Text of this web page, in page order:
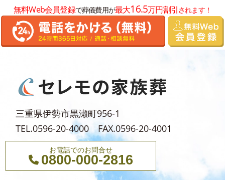
2024年8月
2024年7月
2024年6月
2024年4月
2024年1月
2023年12月
無料Web会員登録で葬儀費用が最大16.5万円割引されます！
三重県伊勢市黒瀬町956-1
TEL.0596-20-4000 FAX.0596-20-4001
お電話でのお問合せ
0800-000-2816